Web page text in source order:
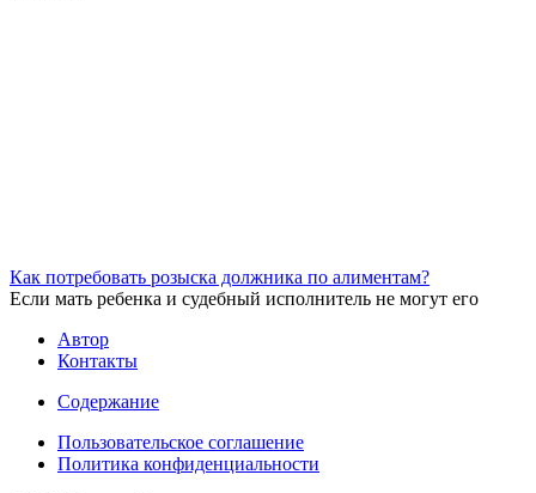
Как потребовать розыска должника по алиментам?
Если мать ребенка и судебный исполнитель не могут его
Автор
Контакты
Содержание
Пользовательское соглашение
Политика конфиденциальности